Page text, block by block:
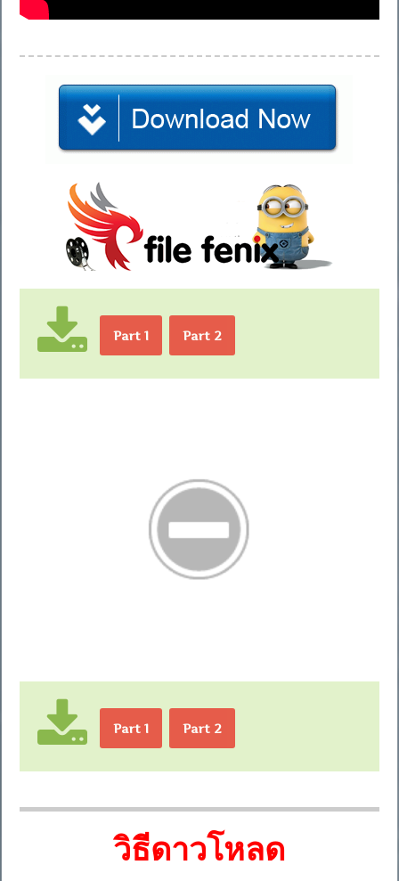
Part 1 Part 2
Part 1 Part 2
วิธีดาวโหลด